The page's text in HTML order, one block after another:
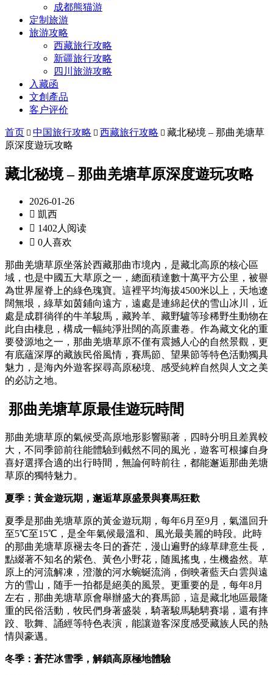
成都熊猫游
定制旅游
旅游攻略
西藏旅行攻略
新疆旅行攻略
四川旅游攻略
入藏函
文創產品
客户评价
首页  中国旅行攻略  西藏旅行攻略  藏北秘境 – 那曲羌塘草
原深度遊玩攻略
藏北秘境 – 那曲羌塘草原深度遊玩攻略
2026-01-26
 凱西
 1402人阅读
 0人喜欢
那曲羌塘草原坐落於西藏那曲市境內，是藏北高原的核心區
域，也是中國五大草原之一，總面積達數十萬平方公里，被譽
為世界屋脊上的綠色瑰寶。這裡平均海拔4500米以上，天地遼
闊無垠，綠草如茵鋪向遠方，遠處是連綿起伏的雪山冰川，近
處是成群徜徉的牛羊駿馬，藏羚羊、藏野驢等珍稀野生動物在
此自由棲息，構成一幅純淨壯闊的高原畫卷。作為藏文化的重
要發源地之一，那曲羌塘草原不僅有震撼人心的自然景觀，更
有底蘊深厚的藏族民俗風情，賽馬節、望果節等特色活動獨具
魅力，是海內外遊客探尋高原秘境、感受純粹自然與人文之美
的必訪之地。
那曲羌塘草原最佳遊玩時間
那曲羌塘草原的氣候受高原地形影響顯著，四時分明且差異較
大，不同季節前往能體驗到截然不同的風光，遊客可根據自身
喜好選擇合適的出行時間，無論何時前往，都能邂逅那曲羌塘
草原的獨特魅力。
夏季：黃金遊玩期，邂逅草原盛景與賽馬狂歡
夏季是那曲羌塘草原的黃金遊玩期，每年6月至9月，氣溫回升
至5℃至15℃，是全年氣候最溫和、風光最美麗的時段。此時
的那曲羌塘草原褪去冬日的蒼茫，漫山遍野的綠草肆意生長，
點綴著不知名的紫色、黃色小野花，随風搖曳，生機盎然。草
原上的河流解凍，澄澈的河水蜿蜒流淌，倒映著藍天白雲與遠
方的雪山，随手一拍都是絕美的風景。更重要的是，每年8月
左右，那曲羌塘草原會舉辦盛大的賽馬節，這是藏北地區最隆
重的民俗活動，牧民們身著盛裝，騎著駿馬馳騁賽場，還有摔
跤、歌舞、誦經等特色表演，能讓遊客深度感受藏族人民的熱
情與豪邁。
冬季：蒼茫冰雪季，解鎖高原極地體驗